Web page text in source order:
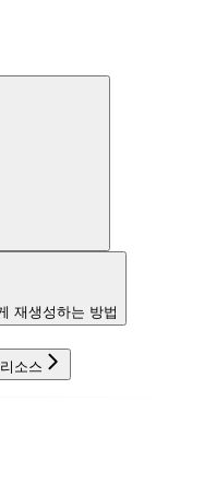
재생성하는 방법
리소스